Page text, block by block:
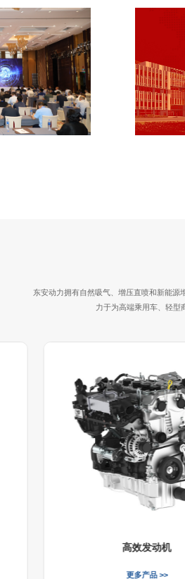
东安动力拥有自然吸气、增压直喷和新能
力于为高端乘用车、轻型
高效发动机
更多产品 >>